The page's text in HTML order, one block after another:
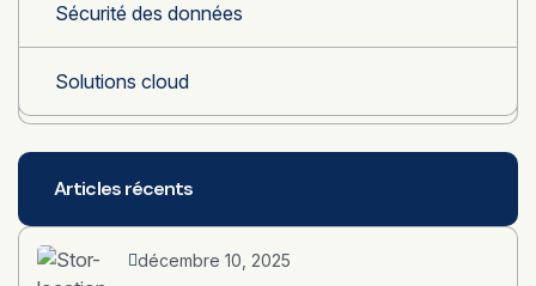
Sécurité des données
Solutions cloud
Articles récents
décembre 10, 2025